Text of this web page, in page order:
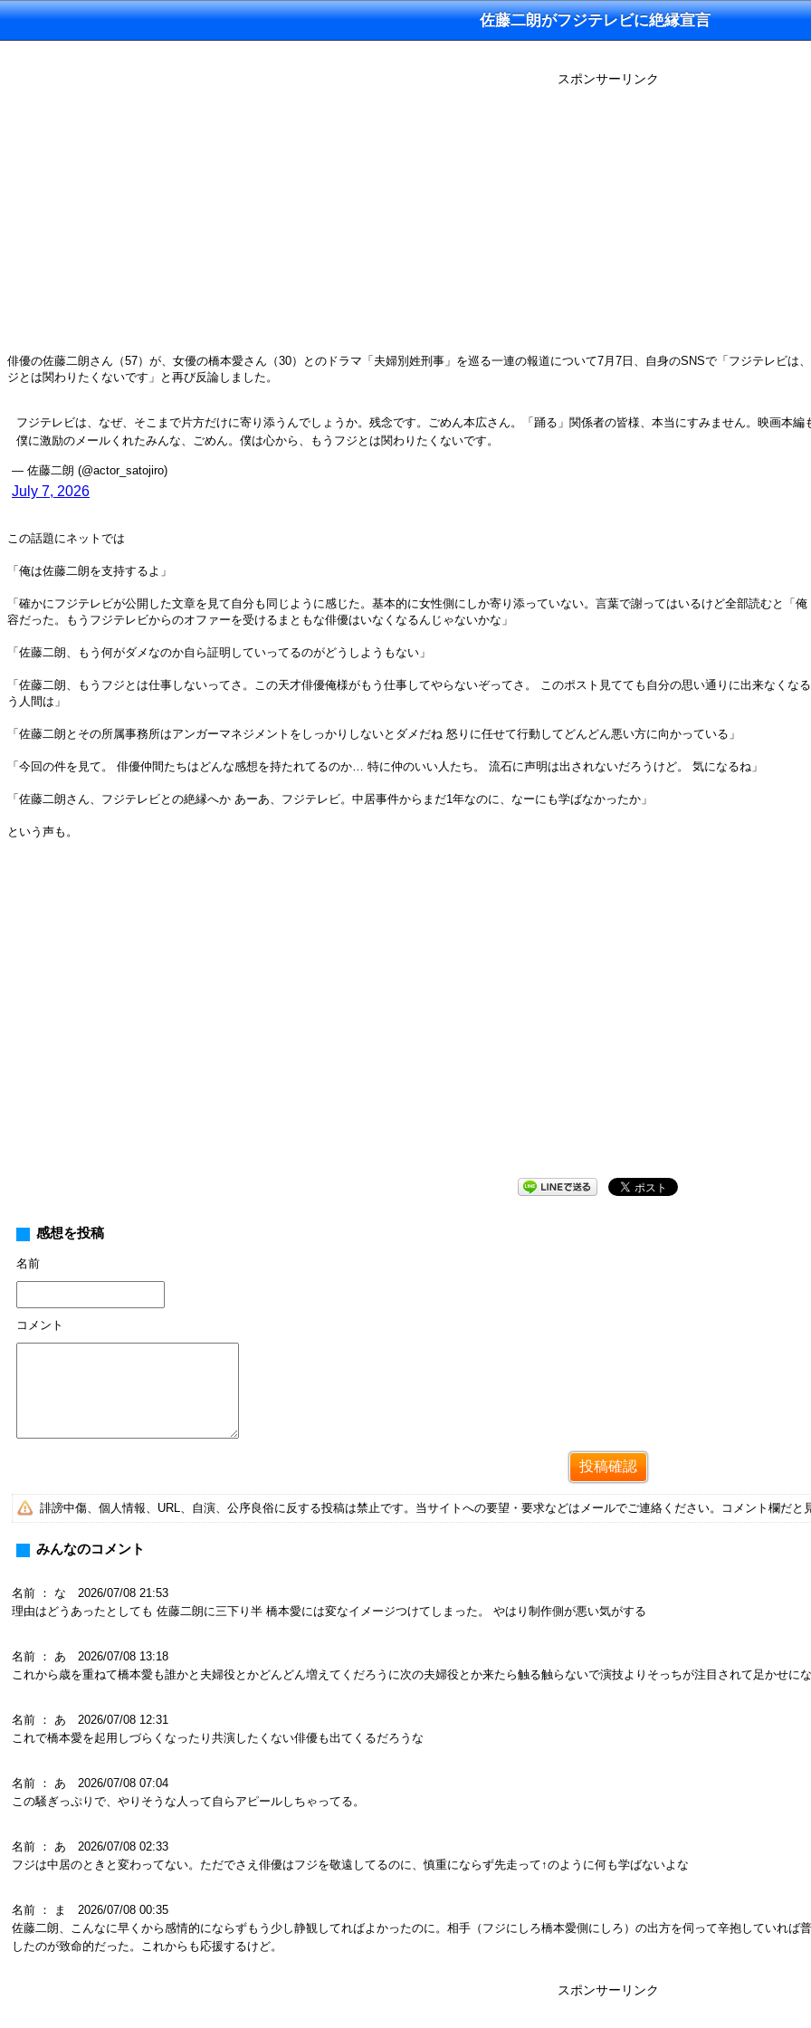
佐藤二朗がフジテレビに絶縁宣言
スポンサーリンク
俳優の佐藤二朗さん（57）が、女優の橋本愛さん（30）とのドラマ「夫婦別姓刑事」を巡る一連の報道について7月7日、自身のSNSで「フジテレビは
ジとは関わりたくないです」と再び反論しました。
フジテレビは、なぜ、そこまで片方だけに寄り添うんでしょうか。残念です。ごめん本広さん。「踊る」関係者の皆様、本当にすみません。映画本
僕に激励のメールくれたみんな、ごめん。僕は心から、もうフジとは関わりたくないです。
— 佐藤二朗 (@actor_satojiro)
July 7, 2026
この話題にネットでは
「俺は佐藤二朗を支持するよ」
「確かにフジテレビが公開した文章を見て自分も同じように感じた。基本的に女性側にしか寄り添っていない。言葉で謝ってはいるけど全部読むと「
容だった。もうフジテレビからのオファーを受けるまともな俳優はいなくなるんじゃないかな」
「佐藤二朗、もう何がダメなのか自ら証明していってるのがどうしようもない」
「佐藤二朗、もうフジとは仕事しないってさ。この天才俳優俺様がもう仕事してやらないぞってさ。 このポスト見てても自分の思い通りに出来なく
う人間は」
「佐藤二朗とその所属事務所はアンガーマネジメントをしっかりしないとダメだね 怒りに任せて行動してどんどん悪い方に向かっている」
「今回の件を見て。 俳優仲間たちはどんな感想を持たれてるのか… 特に仲のいい人たち。 流石に声明は出されないだろうけど。 気になるね」
「佐藤二朗さん、フジテレビとの絶縁へか あーあ、フジテレビ。中居事件からまだ1年なのに、なーにも学ばなかったか」
という声も。
感想を投稿
名前
コメント
誹謗中傷、個人情報、URL、自演、公序良俗に反する投稿は禁止です。当サイトへの要望・要求などはメールでご連絡ください。コメント欄だと
みんなのコメント
名前 ： な 2026/07/08 21:53
理由はどうあったとしても 佐藤二朗に三下り半 橋本愛には変なイメージつけてしまった。 やはり制作側が悪い気がする
名前 ： あ 2026/07/08 13:18
これから歳を重ねて橋本愛も誰かと夫婦役とかどんどん増えてくだろうに次の夫婦役とか来たら触る触らないで演技よりそっちが注目されて足かせにな
名前 ： あ 2026/07/08 12:31
これで橋本愛を起用しづらくなったり共演したくない俳優も出てくるだろうな
名前 ： あ 2026/07/08 07:04
この騒ぎっぷりで、やりそうな人って自らアピールしちゃってる。
名前 ： あ 2026/07/08 02:33
フジは中居のときと変わってない。ただでさえ俳優はフジを敬遠してるのに、慎重にならず先走って↑のように何も学ばないよな
名前 ： ま 2026/07/08 00:35
佐藤二朗、こんなに早くから感情的にならずもう少し静観してればよかったのに。相手（フジにしろ橋本愛側にしろ）の出方を伺って辛抱していれば
したのが致命的だった。これからも応援するけど。
スポンサーリンク